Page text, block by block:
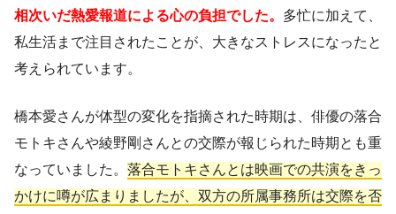
相次いだ熱愛報道による心の負担でした。 多忙に加えて、
私生活まで注目されたことが、大きなストレスになったと
考えられています。
橋本愛さんが体型の変化を指摘された時期は、俳優の落合
モトキさんや綾野剛さんとの交際が報じられた時期とも重
なっていました。 落合モトキさんとは映画での共演をきっ
かけに噂が広まりましたが、双方の所属事務所は交際を否